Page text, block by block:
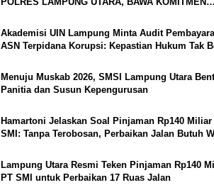
Akademisi UIN Lampung Minta Audit
ASN Terpidana Korupsi: Kepastian Hukum Tak
Menuju Muskab 2026, SMSI Lampung Utara
Panitia dan Susun Kepengurusan
Hamartoni Jelaskan Soal Pinjaman Rp140 Miliar
SMI: Tanpa Terobosan, Perbaikan Jalan Butuh
Lampung Utara Resmi Teken Pinjaman Rp140
PT SMI untuk Perbaikan 17 Ruas Jalan